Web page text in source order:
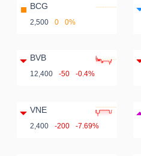
BCG
2,500 0 0%
BVB
12,400 -50 -0.4%
VNE
2,400 -200 -7.69%